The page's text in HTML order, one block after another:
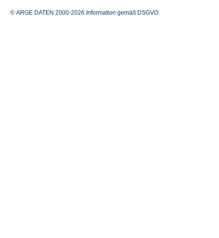
© ARGE DATEN 2000-2026 Information gemäß DSGVO